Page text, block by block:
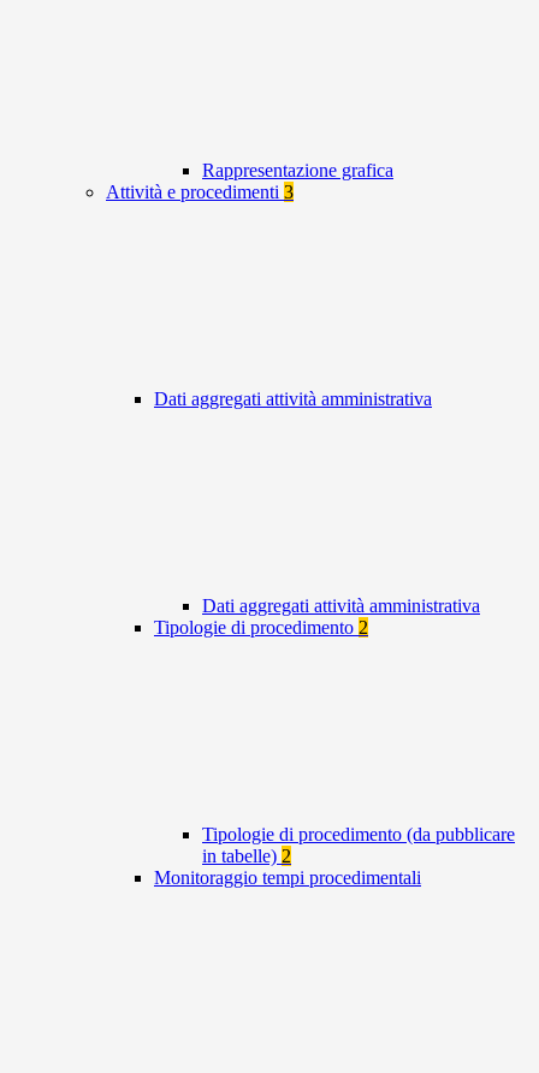
Rappresentazione grafica
Attività e procedimenti 3
Dati aggregati attività amministrativa
Dati aggregati attività amministrativa
Tipologie di procedimento 2
Tipologie di procedimento (da pubblicare
in tabelle) 2
Monitoraggio tempi procedimentali